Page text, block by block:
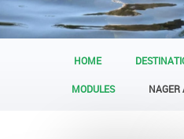
HOME
MODULES NAGER